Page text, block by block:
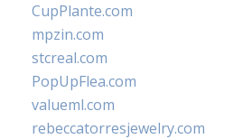
CupPlante.com
mpzin.com
stcreal.com
PopUpFlea.com
valueml.com
rebeccatorresjewelry.com